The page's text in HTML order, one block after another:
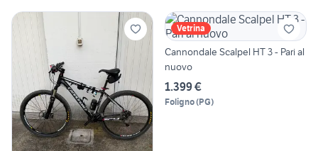
Vetrina
Cannondale Scalpel HT 3 - Pari al
nuovo
1.399 €
Foligno(PG)